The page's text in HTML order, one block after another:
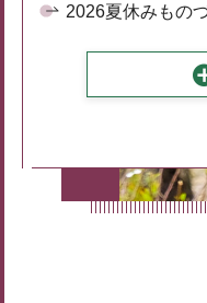
2026夏休みもの